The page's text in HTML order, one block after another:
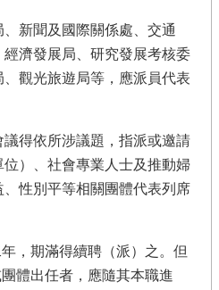
、新聞及國際關係處、交通
經濟發展局、研究發展考核委
、觀光旅遊局等，應派員代表
議得依所涉議題，指派或邀請
位）、社會專業人士及推動婦
、性別平等相關團體代表列席
，期滿得續聘（派）之。但
體出任者，應隨其本職進